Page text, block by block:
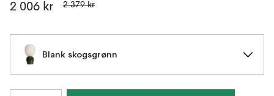
2 006 kr 2 379 kr
Blank skogsgrønn